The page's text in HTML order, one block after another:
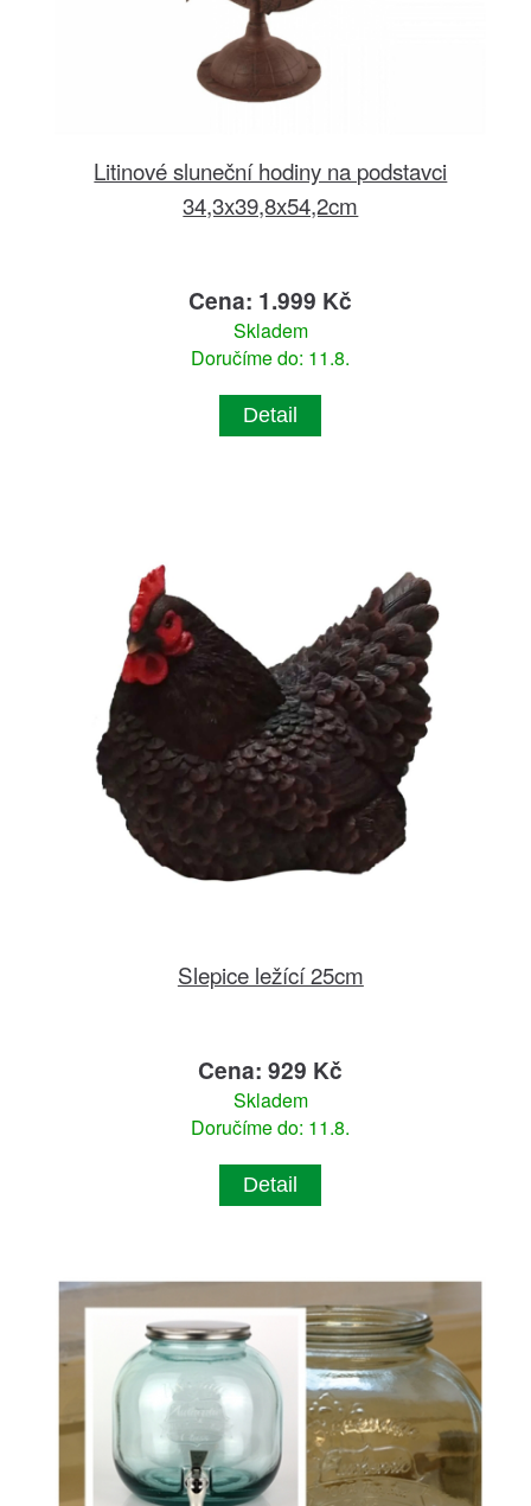
Litinové sluneční hodiny na podstavci
34,3x39,8x54,2cm
Cena: 1.999 Kč
Skladem
Doručíme do: 11.8.
Detail
Slepice ležící 25cm
Cena: 929 Kč
Skladem
Doručíme do: 11.8.
Detail